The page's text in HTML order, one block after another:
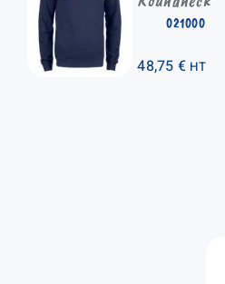
021000
48,75 € HT